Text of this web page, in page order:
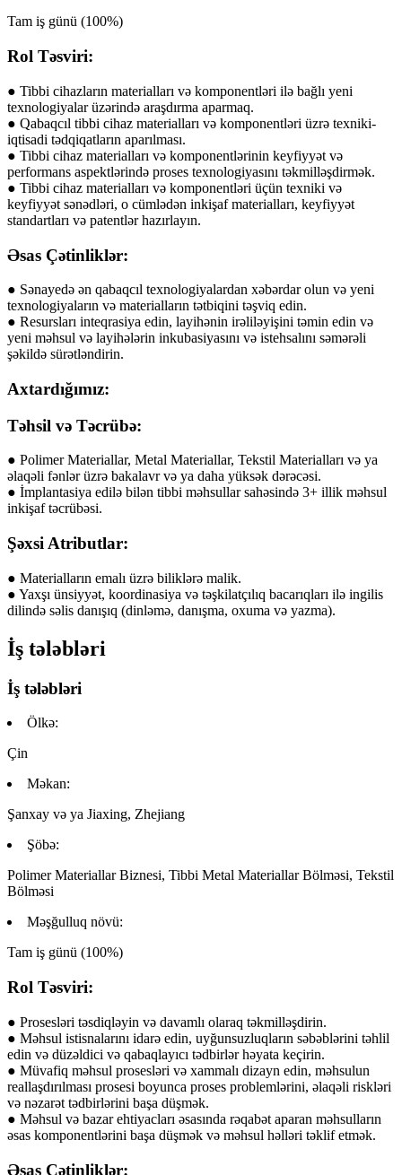
Tam iş günü (100%)
Rol Təsviri:
● Tibbi cihazların materialları və komponentləri ilə bağlı yeni
texnologiyalar üzərində araşdırma aparmaq.
● Qabaqcıl tibbi cihaz materialları və komponentləri üzrə texniki-
iqtisadi tədqiqatların aparılması.
● Tibbi cihaz materialları və komponentlərinin keyfiyyət və
performans aspektlərində proses texnologiyasını təkmilləşdirmək.
● Tibbi cihaz materialları və komponentləri üçün texniki və
keyfiyyət sənədləri, o cümlədən inkişaf materialları, keyfiyyət
standartları və patentlər hazırlayın.
Əsas Çətinliklər:
● Sənayedə ən qabaqcıl texnologiyalardan xəbərdar olun və yeni
texnologiyaların və materialların tətbiqini təşviq edin.
● Resursları inteqrasiya edin, layihənin irəliləyişini təmin edin və
yeni məhsul və layihələrin inkubasiyasını və istehsalını səmərəli
şəkildə sürətləndirin.
Axtardığımız:
Təhsil və Təcrübə:
● Polimer Materiallar, Metal Materiallar, Tekstil Materialları və ya
əlaqəli fənlər üzrə bakalavr və ya daha yüksək dərəcəsi.
● İmplantasiya edilə bilən tibbi məhsullar sahəsində 3+ illik məhsul
inkişaf təcrübəsi.
Şəxsi Atributlar:
● Materialların emalı üzrə biliklərə malik.
● Yaxşı ünsiyyət, koordinasiya və təşkilatçılıq bacarıqları ilə ingilis
dilində səlis danışıq (dinləmə, danışma, oxuma və yazma).
İş tələbləri
İş tələbləri
Ölkə:
Çin
Məkan:
Şanxay və ya Jiaxing, Zhejiang
Şöbə:
Polimer Materiallar Biznesi, Tibbi Metal Materiallar Bölməsi, Tekstil
Bölməsi
Məşğulluq növü:
Tam iş günü (100%)
Rol Təsviri:
● Prosesləri təsdiqləyin və davamlı olaraq təkmilləşdirin.
● Məhsul istisnalarını idarə edin, uyğunsuzluqların səbəblərini təhlil
edin və düzəldici və qabaqlayıcı tədbirlər həyata keçirin.
● Müvafiq məhsul prosesləri və xammalı dizayn edin, məhsulun
reallaşdırılması prosesi boyunca proses problemlərini, əlaqəli riskləri
və nəzarət tədbirlərini başa düşmək.
● Məhsul və bazar ehtiyacları əsasında rəqabət aparan məhsulların
əsas komponentlərini başa düşmək və məhsul həlləri təklif etmək.
Əsas Çətinliklər: